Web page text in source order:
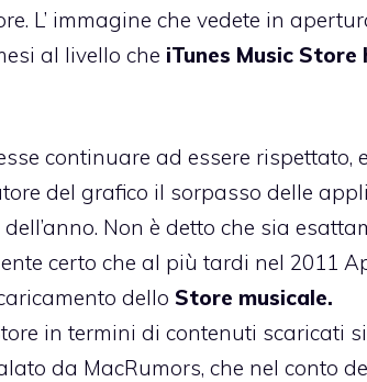
L’ immagine che vedete in
al livello che iTunes Music
continuare ad essere
del grafico il sorpasso delle
Non è detto che sia
certo che al più tardi nel 2011
dello Store musicale.
in termini di contenuti scaricati
da MacRumors, che nel conto